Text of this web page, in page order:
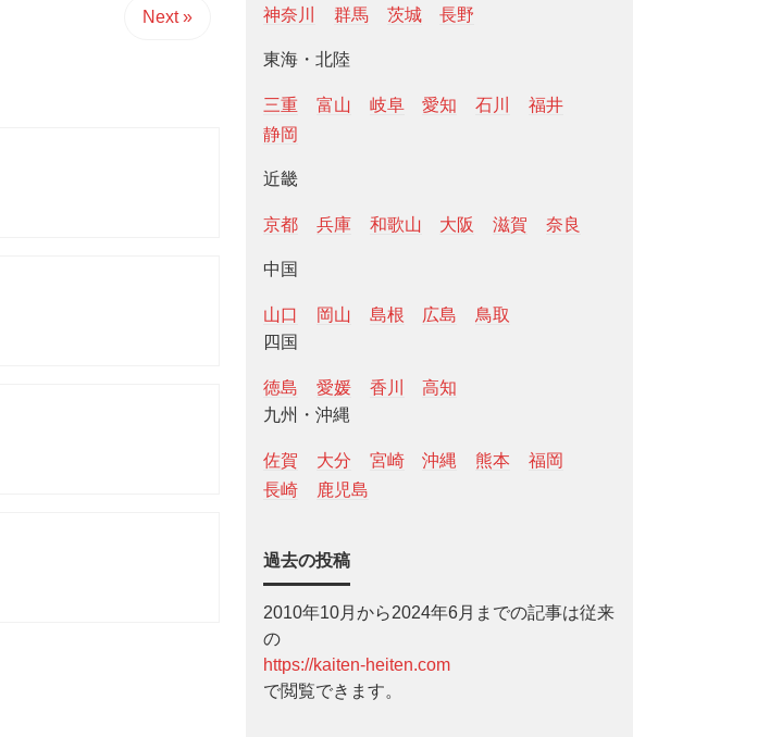
Next »
神奈川
群馬 茨城 長野
東海・北陸
三重 富山 岐阜 愛知 石川
福井
静岡
近畿
京都 兵庫 和歌山 大阪 滋賀 奈良
中国
山口 岡山 島根 広島
鳥取
四国
徳島 愛媛 香川
高知
九州・沖縄
佐賀 大分 宮崎 沖縄 熊本
福岡
長崎
鹿児島
過去の投稿
2010年10月から2024年6月までの記事は従来
の
https://kaiten-heiten.com
で閲覧できます。